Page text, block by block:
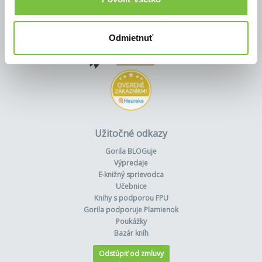
Odmietnuť
Užitočné odkazy
Gorila BLOGuje
Výpredaje
E-knižný sprievodca
Učebnice
Knihy s podporou FPU
Gorila podporuje Plamienok
Poukážky
Bazár kníh
Odstúpiť od zmluvy